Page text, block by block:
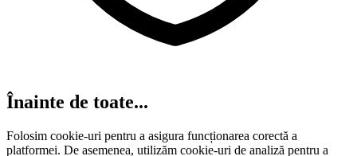
Înainte de toate...
Folosim cookie-uri pentru a asigura funcționarea corectă a
platformei. De asemenea, utilizăm cookie-uri de analiză pentru a